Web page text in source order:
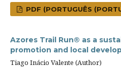
PDF (PORTUGUÊS
Azores Trail Run® as a
promotion and local
Tiago Inácio Valente (Author)